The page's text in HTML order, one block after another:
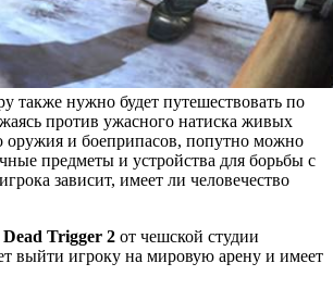
также нужно будет путешествовать по
против ужасного натиска живых
и боеприпасов, попутно можно
предметы и устройства для борьбы с
зависит, имеет ли человечество
Dead Trigger 2 от чешской студии
выйти игроку на мировую арену и имеет